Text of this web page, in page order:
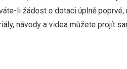
li žádost o dotaci úplně
návody a videa můžete projít